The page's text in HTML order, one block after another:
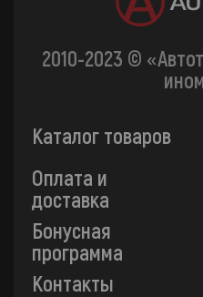
2010-2023 ©
Каталог товаров
Оплата и
доставка
Бонусная
программа
Контакты